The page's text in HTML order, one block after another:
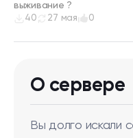
выживание ?
40
27 мая 0
О сервере
Вы долго искали